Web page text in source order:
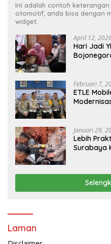
Ini adalah contoh
otomotif, anda bisa dengan
widget.
April 12,
Hari Jadi
Februari 7,
ETLE
Januari 29,
Lebih
Surabaya
Laman